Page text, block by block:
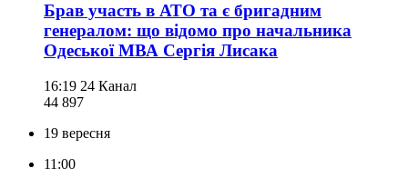
Брав участь в АТО та є бригадним
генералом: що відомо про начальника
Одеської МВА Сергія Лисака
16:19 24 Канал
44 897
19 вересня
11:00